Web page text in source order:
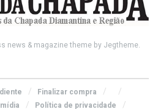
news & magazine theme by Jegtheme.
Finalizar compra
Política de privacidade